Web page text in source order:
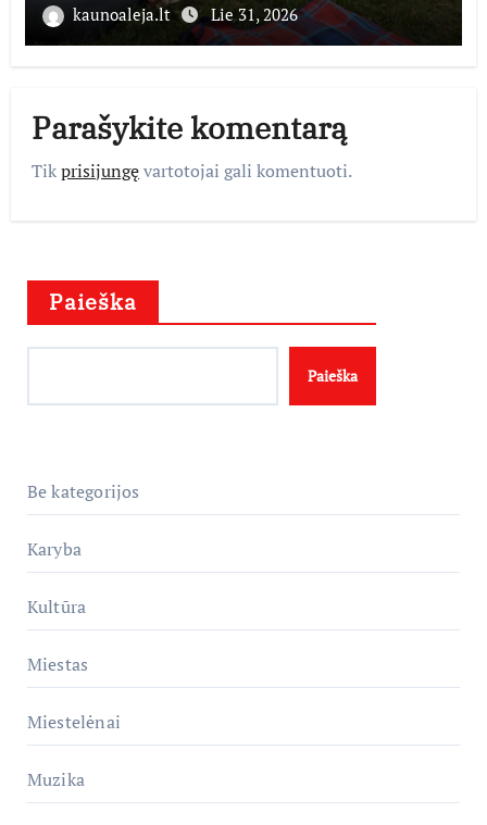
kaunoaleja.lt Lie 31, 2026
Parašykite komentarą
Tikprisijungęvartotojai gali komentuoti.
Paieška
Paieška
Be kategorijos
Karyba
Kultūra
Miestas
Miestelėnai
Muzika